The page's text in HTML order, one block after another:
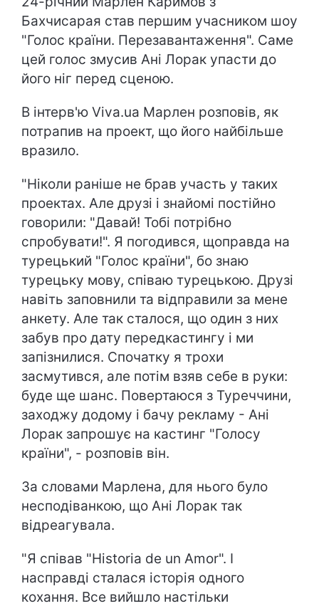
Бахчисарая став першим учасником шоу
"Голос країни. Перезавантаження". Саме
цей голос змусив Ані Лорак упасти до
його ніг перед сценою.
В інтерв'ю Viva.ua Марлен розповів, як
потрапив на проект, що його найбільше
вразило.
"Ніколи раніше не брав участь у таких
проектах. Але друзі і знайомі постійно
говорили: "Давай! Тобі потрібно
спробувати!". Я погодився, щоправда на
турецький "Голос країни", бо знаю
турецьку мову, співаю турецькою. Друзі
навіть заповнили та відправили за мене
анкету. Але так сталося, що один з них
забув про дату передкастингу і ми
запізнилися. Спочатку я трохи
засмутився, але потім взяв себе в руки:
буде ще шанс. Повертаюся з Туреччини,
заходжу додому і бачу рекламу - Ані
Лорак запрошує на кастинг "Голосу
країни", - розповів він.
За словами Марлена, для нього було
несподіванкою, що Ані Лорак так
відреагувала.
"Я співав "Historia de un Amor". І
насправді сталася історія одного
кохання. Все вийшло настільки